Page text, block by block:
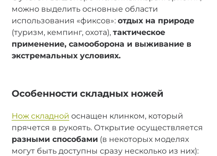
можно выделить основные области
использования «фиксов»: отдых на природе
(туризм, кемпинг, охота), тактическое
применение, самооборона и выживание в
экстремальных условиях.
Особенности складных ножей
Нож складной оснащен клинком, который
прячется в рукоять. Открытие осуществляется
разными способами (в некоторых моделях
могут быть доступны сразу несколько из них):